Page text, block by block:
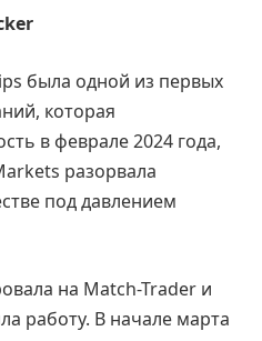
была одной из первых
которая
в феврале 2024 года,
разорвала
под давлением
на Match-Trader и
работу. В начале марта